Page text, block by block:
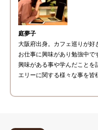
庭夢子
大阪府出身。カフェ巡りが好
お仕事に興味があり勉強中
興味がある事や学んだことを
エリーに関する様々な事を皆